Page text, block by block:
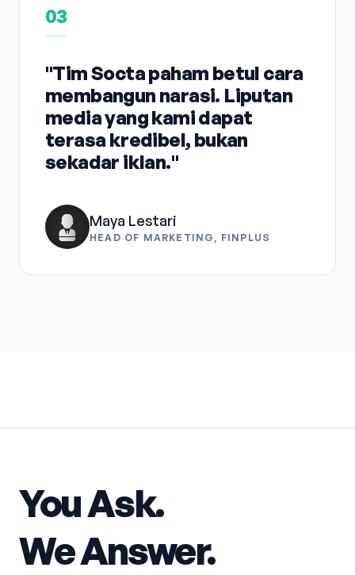
03
"Tim Socta paham betul cara
membangun narasi. Liputan
media yang kami dapat
terasa kredibel, bukan
sekadar iklan."
Maya Lestari
HEAD OF MARKETING, FINPLUS
You Ask.
We Answer.